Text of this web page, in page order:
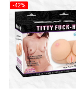
-42%